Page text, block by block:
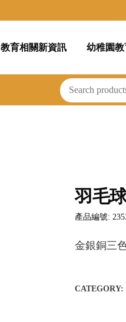
教育相關新資訊 幼稚園
羽毛
產品編號:
金銀銅三
CATEGORY: